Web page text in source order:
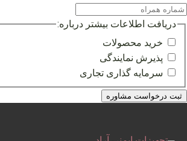
دریافت اطلاعات بیشتر درباره:
خرید محصولات
پذیرش نمایندگی
سرمایه گذاری تجاری